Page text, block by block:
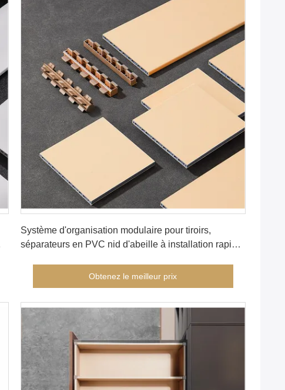
Système d'organisation modulaire pour tiroirs,
séparateurs en PVC nid d'abeille à installation rapide
pour rangement dans penderie et armoire (Modèle :
YG039)
Obtenez le meilleur prix